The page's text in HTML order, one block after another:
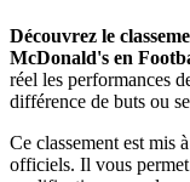
Découvrez le
McDonald's en
réel les performances
différence de buts ou
Ce classement est mis
officiels. Il vous